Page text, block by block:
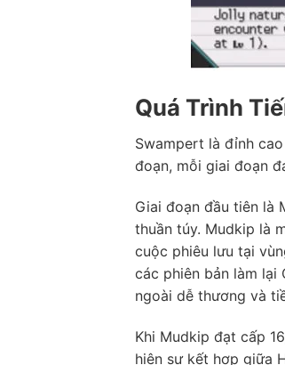
Quá Trình
Swampert là đỉnh
đoạn, mỗi giai đoạn
Giai đoạn đầu tiên là
thuần túy. Mudkip là
cuộc phiêu lưu tại
các phiên bản làm lại
ngoài dễ thương và
Khi Mudkip đạt cấp
hiện sự kết hợp giữa